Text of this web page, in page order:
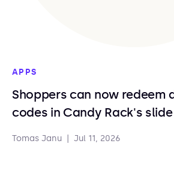
APPS
Shoppers can now redeem
codes in Candy Rack's
Tomas Janu Jul 11, 2026